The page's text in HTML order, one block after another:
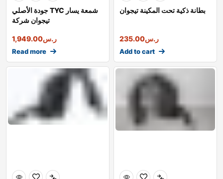
جودة الأصلي TYC شمعة يسار
تيجوان شركة
ر.س1,949.00
Read more
بطانة ذكية تحت المكينة تيجوان
ر.س235.00
Add to cart